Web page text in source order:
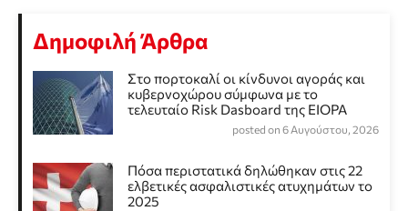
Δημοφιλή Άρθρα
Στο πορτοκαλί οι κίνδυνοι αγοράς και
κυβερνοχώρου σύμφωνα με το
τελευταίο Risk Dasboard της EIOPA
posted on 6 Αυγούστου, 2026
Πόσα περιστατικά δηλώθηκαν στις 22
ελβετικές ασφαλιστικές ατυχημάτων το
2025